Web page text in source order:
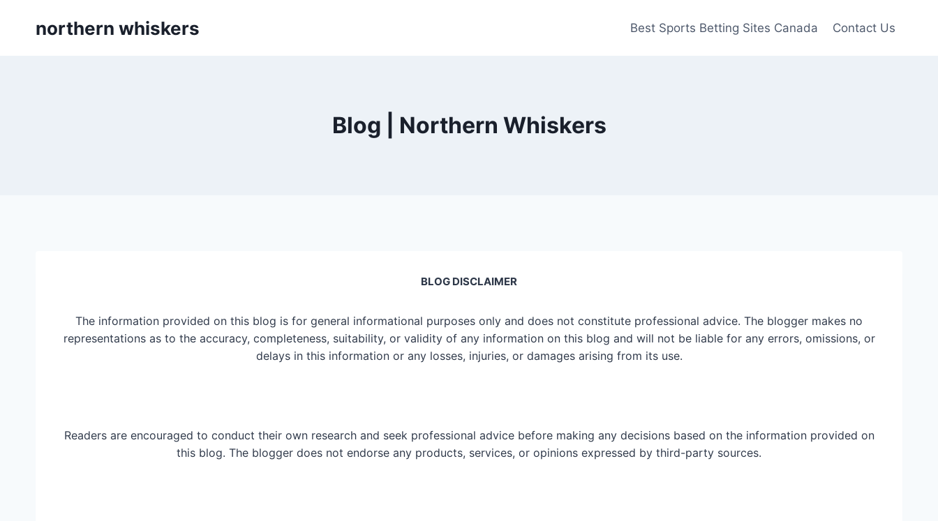
northern whiskers Best Sports Betting Sites Canada Contact Us
Blog | Northern Whiskers
BLOG DISCLAIMER
The information provided on this blog is for general informational purposes only and does not constitute professional advice. The blogger makes no
representations as to the accuracy, completeness, suitability, or validity of any information on this blog and will not be liable for any errors, omissions, or
delays in this information or any losses, injuries, or damages arising from its use.
Readers are encouraged to conduct their own research and seek professional advice before making any decisions based on the information provided on
this blog. The blogger does not endorse any products, services, or opinions expressed by third-party sources.